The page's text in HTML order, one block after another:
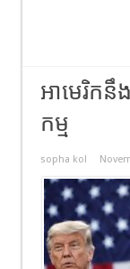
អាមេរិក​
កម្ម
sopha kol